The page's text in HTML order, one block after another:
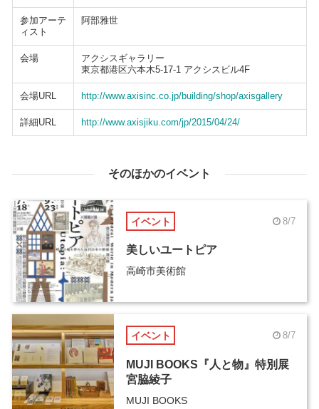
参加アーテ
ィスト
阿部雅世
会場
アクシスギャラリー
東京都港区六本木5-17-1 アクシスビル4F
会場URL http://www.axisinc.co.jp/building/shop/axisgallery
詳細URL http://www.axisjiku.com/jp/2015/04/24/
そのほかのイベント
イベント 8/7
美しいユートピア
高崎市美術館
イベント 8/7
MUJI BOOKS『人と物』特別展
宮脇綾子
MUJI BOOKS